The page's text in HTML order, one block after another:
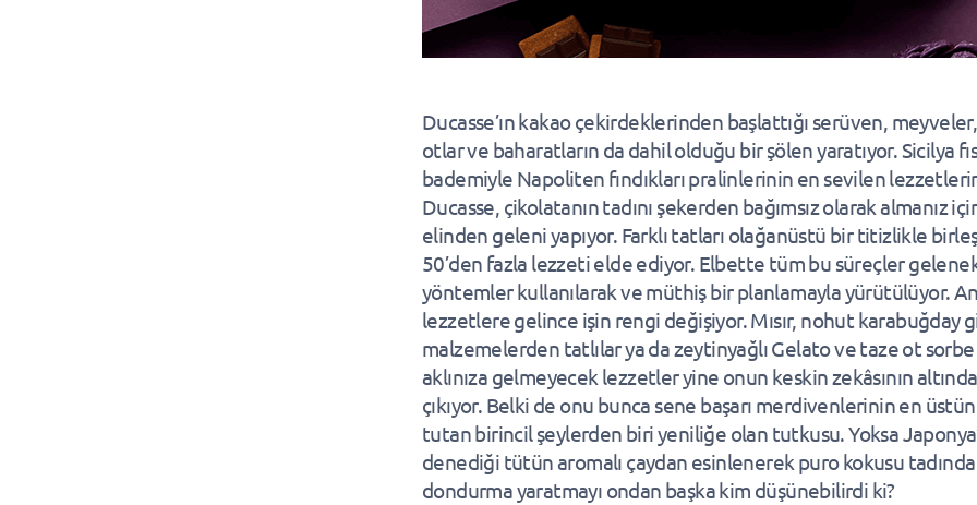
Ducasse’ın kakao çekirdeklerinden başlattığı serüven,
otlar ve baharatların da dahil olduğu bir şölen yaratıyor. Sicilya
bademiyle Napoliten fındıkları pralinlerinin en sevilen
Ducasse, çikolatanın tadını şekerden bağımsız olarak almanız
elinden geleni yapıyor. Farklı tatları olağanüstü bir titizlikle
50’den fazla lezzeti elde ediyor. Elbette tüm bu süreçler
yöntemler kullanılarak ve müthiş bir planlamayla yürütülüyor.
lezzetlere gelince işin rengi değişiyor. Mısır, nohut karabuğday
malzemelerden tatlılar ya da zeytinyağlı Gelato ve taze ot
aklınıza gelmeyecek lezzetler yine onun keskin zekâsının
çıkıyor. Belki de onu bunca sene başarı merdivenlerinin en
tutan birincil şeylerden biri yeniliğe olan tutkusu. Yoksa
denediği tütün aromalı çaydan esinlenerek puro kokusu
dondurma yaratmayı ondan başka kim düşünebilirdi ki?